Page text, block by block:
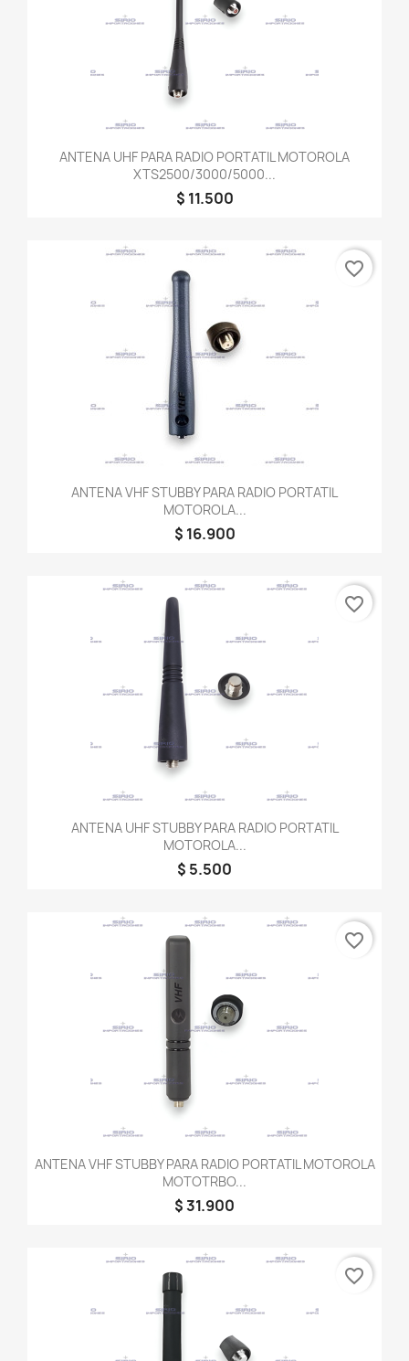
ANTENA UHF PARA RADIO PORTATIL MOTOROLA
XTS2500/3000/5000...
$ 11.500
ANTENA VHF STUBBY PARA RADIO PORTATIL
MOTOROLA...
$ 16.900
favorite_border
ANTENA UHF STUBBY PARA RADIO PORTATIL
MOTOROLA...
$ 5.500
favorite_border
ANTENA VHF STUBBY PARA RADIO PORTATIL MOTOROLA
MOTOTRBO...
$ 31.900
favorite_border
favorite_border